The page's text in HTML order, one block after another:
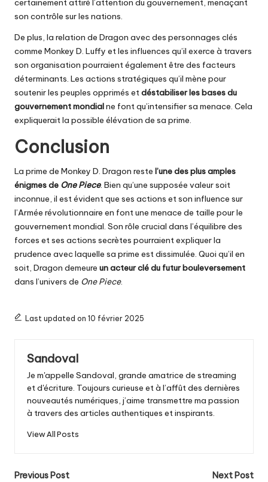
certainement attiré l’attention du gouvernement, menaçant
son contrôle sur les nations.
De plus, la relation de Dragon avec des personnages clés
comme Monkey D. Luffy et les influences qu’il exerce à travers
son organisation pourraient également être des facteurs
déterminants. Les actions stratégiques qu’il mène pour
soutenir les peuples opprimés etdéstabiliser les bases du
gouvernement mondialne font qu’intensifier sa menace. Cela
expliquerait la possible élévation de sa prime.
Conclusion
La prime de Monkey D. Dragon reste l’une des plus amples
énigmes de One Piece. Bien qu’une supposée valeur soit
inconnue, il est évident que ses actions et son influence sur
l’Armée révolutionnaire en font une menace de taille pour le
gouvernement mondial. Son rôle crucial dans l’équilibre des
forces et ses actions secrètes pourraient expliquer la
prudence avec laquelle sa prime est dissimulée. Quoi qu’il en
soit, Dragon demeure un acteur clé du futur bouleversement
dans l’univers de One Piece.
Last updated on 10 février 2025
Sandoval
Je m'appelle Sandoval, grande amatrice de streaming
et d'écriture. Toujours curieuse et à l’affût des dernières
nouveautés numériques, j’aime transmettre ma passion
à travers des articles authentiques et inspirants.
View All Posts
Previous Post
Next Post